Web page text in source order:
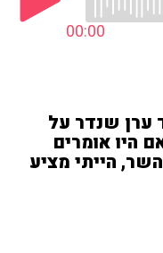
00:00
ערן שנדר על
היו אומרים
הייתי מציע